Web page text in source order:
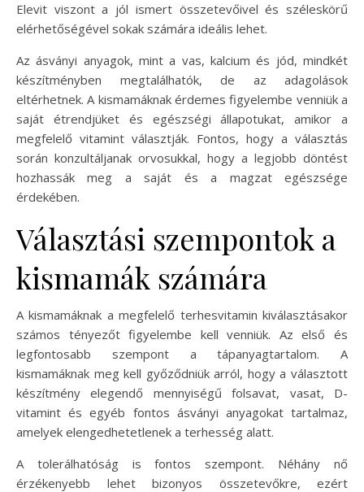
Elevit viszont a jól ismert összetevőivel és széleskörű
elérhetőségével sokak számára ideális lehet.
Az ásványi anyagok, mint a vas, kalcium és jód, mindkét
készítményben megtalálhatók, de az adagolások
eltérhetnek. A kismamáknak érdemes figyelembe venniük a
saját étrendjüket és egészségi állapotukat, amikor a
megfelelő vitamint választják. Fontos, hogy a választás
során konzultáljanak orvosukkal, hogy a legjobb döntést
hozhassák meg a saját és a magzat egészsége
érdekében.
Választási szempontok a
kismamák számára
A kismamáknak a megfelelő terhesvitamin kiválasztásakor
számos tényezőt figyelembe kell venniük. Az első és
legfontosabb szempont a tápanyagtartalom. A
kismamáknak meg kell győződniük arról, hogy a választott
készítmény elegendő mennyiségű folsavat, vasat, D-
vitamint és egyéb fontos ásványi anyagokat tartalmaz,
amelyek elengedhetetlenek a terhesség alatt.
A tolerálhatóság is fontos szempont. Néhány nő
érzékenyebb lehet bizonyos összetevőkre, ezért